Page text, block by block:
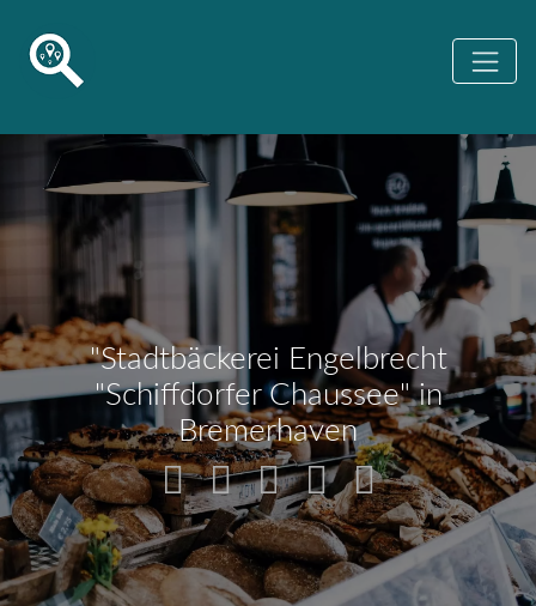
"Stadtbäckerei Engelbrecht
"Schiffdorfer Chaussee" in
Bremerhaven